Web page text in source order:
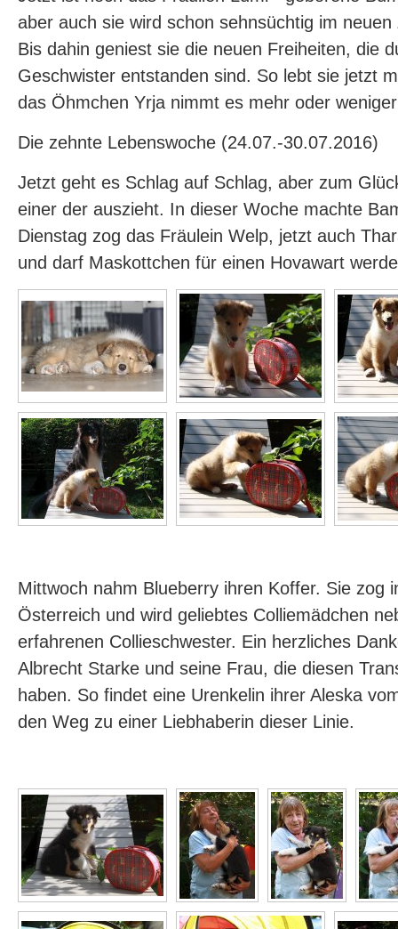
aber auch sie wird schon sehnsüchtig im
Bis dahin geniest sie die neuen Freiheiten, die
Geschwister entstanden sind. So lebt sie jetzt
das Öhmchen Yrja nimmt es mehr oder
Die zehnte Lebenswoche (24.07.-30.07.2016)
Jetzt geht es Schlag auf Schlag, aber zum
einer der auszieht. In dieser Woche machte
Dienstag zog das Fräulein Welp, jetzt auch
und darf Maskottchen für einen Hovawart
Mittwoch nahm Blueberry ihren Koffer. Sie zog
Österreich und wird geliebtes Colliemädchen
erfahrenen Collieschwester. Ein herzliches
Albrecht Starke und seine Frau, die diesen
haben. So findet eine Urenkelin ihrer Aleska
den Weg zu einer Liebhaberin dieser Linie.